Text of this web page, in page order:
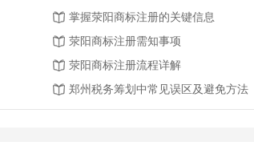
掌握荥阳商标注册的关键信息
荥阳商标注册需知事项
荥阳商标注册流程详解
郑州税务筹划中常见误区及避免方法